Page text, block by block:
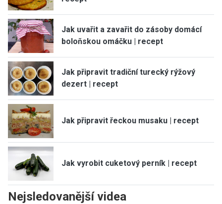
Jak uvařit a zavařit do zásoby domácí
boloňskou omáčku | recept
Jak připravit tradiční turecký rýžový
dezert | recept
Jak připravit řeckou musaku | recept
Jak vyrobit cuketový perník | recept
Nejsledovanější videa